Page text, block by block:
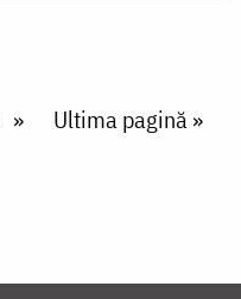
Last page
Ultima pagină »